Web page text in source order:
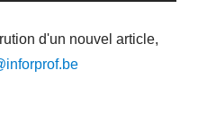
d'un nouvel article,